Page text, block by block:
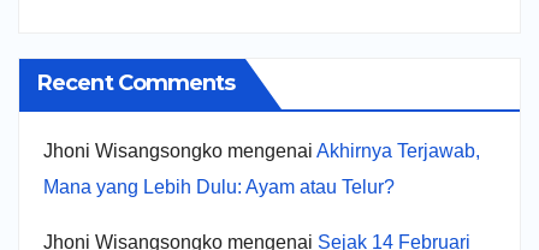
Recent Comments
Jhoni Wisangsongko mengenai Akhirnya Terjawab,
Mana yang Lebih Dulu: Ayam atau Telur?
Jhoni Wisangsongko mengenai Sejak 14 Februari